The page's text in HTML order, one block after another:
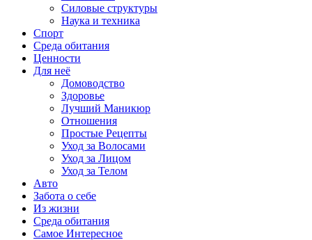
Силовые структуры
Наука и техника
Спорт
Среда обитания
Ценности
Для неё
Домоводство
Здоровье
Лучший Маникюр
Отношения
Простые Рецепты
Уход за Волосами
Уход за Лицом
Уход за Телом
Авто
Забота о себе
Из жизни
Среда обитания
Самое Интересное